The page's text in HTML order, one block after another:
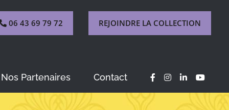
06 43 69 79 72 REJOINDRE LA COLLECTION
Nos Partenaires Contact